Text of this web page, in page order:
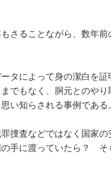
さることながら、数年
タによって身の潔白を
でもなく、胴元とのや
い知らされる事例である
捜査などではなく国家
手に渡っていたら？ そ